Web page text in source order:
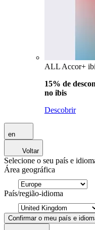
ALL Accor+
15% de
no ibis
Descobrir
en
Voltar
Selecione o seu país e
Área geográfica
País/região-idioma
Confirmar o meu país e